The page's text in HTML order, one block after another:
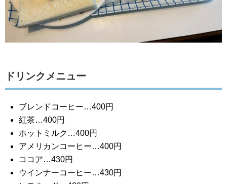
ドリンクメニュー
ブレンドコーヒー…400円
紅茶…400円
ホットミルク…400円
アメリカンコーヒー…400円
ココア…430円
ウインナーコーヒー…430円